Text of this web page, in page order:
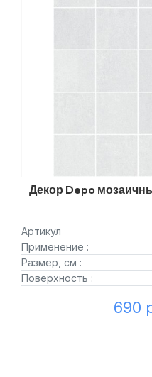
Декор Depo
Артикул
Применение :
Размер, см :
Поверхность :
690